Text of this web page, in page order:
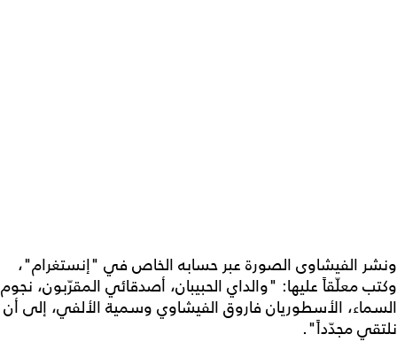
ونشر الفيشاوى الصورة عبر حسابه الخاص في "إنستغرام"،
وكتب معلّقاً عليها: "والداي الحبيبان، أصدقائي المقرّبون، نجوم
السماء، الأسطوريان فاروق الفيشاوي وسمية الألفي، إلى أن
نلتقي مجدّداً".